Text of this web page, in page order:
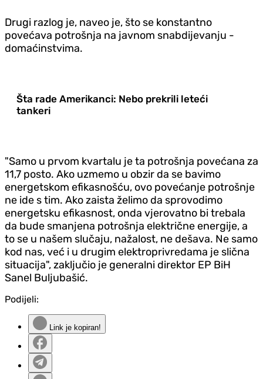
Drugi razlog je, naveo je, što se konstantno
povećava potrošnja na javnom snabdijevanju -
domaćinstvima.
Šta rade Amerikanci: Nebo prekrili leteći
tankeri
"Samo u prvom kvartalu je ta potrošnja povećana za
11,7 posto. Ako uzmemo u obzir da se bavimo
energetskom efikasnošću, ovo povećanje potrošnje
ne ide s tim. Ako zaista želimo da sprovodimo
energetsku efikasnost, onda vjerovatno bi trebala
da bude smanjena potrošnja električne energije, a
to se u našem slučaju, nažalost, ne dešava. Ne samo
kod nas, već i u drugim elektroprivredama je slična
situacija", zaključio je generalni direktor EP BiH
Sanel Buljubašić.
Podijeli:
Link je kopiran!